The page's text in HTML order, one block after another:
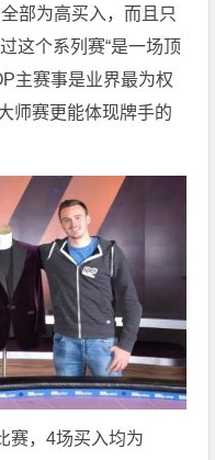
部为高买入，而且只
这个系列赛“是一场顶
主赛事是业界最为权
师赛更能体现牌手的
赛，4场买入均为